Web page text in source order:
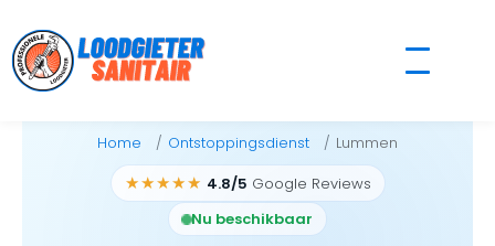
to
content
Home Ontstoppingsdienst Lummen
★★★★★ 4.8/5 Google Reviews
Nu beschikbaar